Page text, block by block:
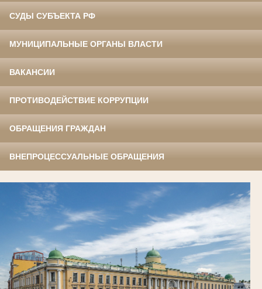
СУДЫ СУБЪЕКТА РФ
МУНИЦИПАЛЬНЫЕ ОРГАНЫ ВЛАСТИ
ВАКАНСИИ
ПРОТИВОДЕЙСТВИЕ КОРРУПЦИИ
ОБРАЩЕНИЯ ГРАЖДАН
ВНЕПРОЦЕССУАЛЬНЫЕ ОБРАЩЕНИЯ